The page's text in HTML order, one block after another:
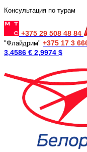
Консультация по турам
+375 29 508 48 84
"Флайдрим" +375 17 3
3,4586 € 2,9974 $